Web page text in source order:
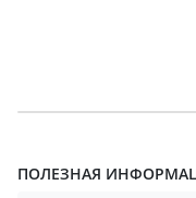
ПОЛЕЗНАЯ